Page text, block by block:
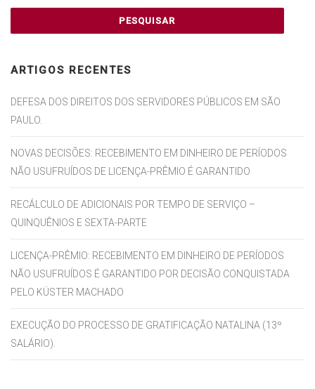
ARTIGOS RECENTES
DEFESA DOS DIREITOS DOS SERVIDORES PÚBLICOS EM SÃO
PAULO.
NOVAS DECISÕES: RECEBIMENTO EM DINHEIRO DE PERÍODOS
NÃO USUFRUÍDOS DE LICENÇA-PRÊMIO É GARANTIDO
RECÁLCULO DE ADICIONAIS POR TEMPO DE SERVIÇO –
QUINQUÊNIOS E SEXTA-PARTE
LICENÇA-PRÊMIO: RECEBIMENTO EM DINHEIRO DE PERÍODOS
NÃO USUFRUÍDOS É GARANTIDO POR DECISÃO CONQUISTADA
PELO KÜSTER MACHADO
EXECUÇÃO DO PROCESSO DE GRATIFICAÇÃO NATALINA (13º
SALÁRIO).